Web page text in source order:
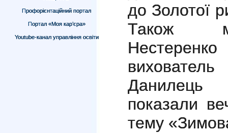
Профорієнтаційний портал
Портал «Моя кар’єра»
Youtube-канал управління освіти
до Золотої
Також
показали
тему